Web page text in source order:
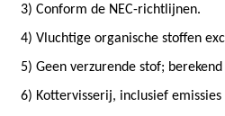
3) Conform de NEC-richtlijnen.
4) Vluchtige organische stoffen
5) Geen verzurende stof;
6) Kottervisserij, inclusief